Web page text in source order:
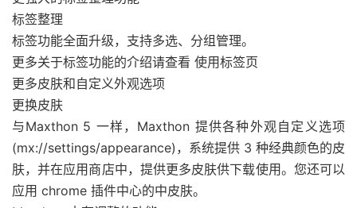
标签整理
标签功能全面升级，支持多选、分组管理。
更多关于标签功能的介绍请查看 使用标签页
更多皮肤和自定义外观选项
更换皮肤
与Maxthon 5 一样，Maxthon 提供各种外观自定义选项
(mx://settings/appearance)，系统提供 3 种经典颜色的皮
肤，并在应用商店中，提供更多皮肤供下载使用。您还可以
应用 chrome 插件中心的中皮肤。